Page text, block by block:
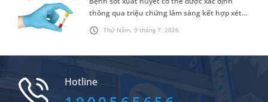
Thứ Năm, 9 tháng 7, 2026
thông qua triệu chứng lâm sàng kết hợp xét
nghiệm máu. Nhưng nắm được cách đọc chỉ số
xét nghiệm máu sốt xuất huyết không hề đơn
Hotline